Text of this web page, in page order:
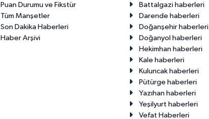
Puan Durumu ve Fikstür
Tüm Manşetler
Son Dakika Haberleri
Haber Arşivi
Battalgazi haberleri
Darende haberleri
Doğanşehir haberleri
Doğanyol haberleri
Hekimhan haberleri
Kale haberleri
Kuluncak haberleri
Pütürge haberleri
Yazıhan haberleri
Yeşilyurt haberleri
Vefat Haberleri